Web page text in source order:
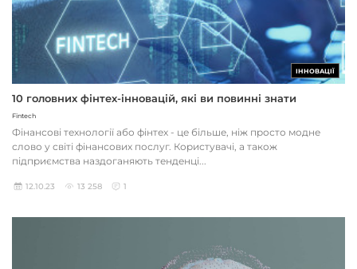
ІННОВАЦІЇ
10 головних фінтех-інновацій, які ви повинні знати
Fintech
Фінансові технології або фінтех - це більше, ніж просто модне
слово у світі фінансових послуг. Користувачі, а також
підприємства наздоганяють тенденці...
12.10.23 13 258 1